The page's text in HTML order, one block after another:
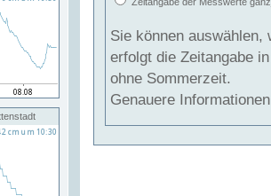
Sie können auswählen,
erfolgt die Zeitangabe
ohne Sommerzeit.
Genauere